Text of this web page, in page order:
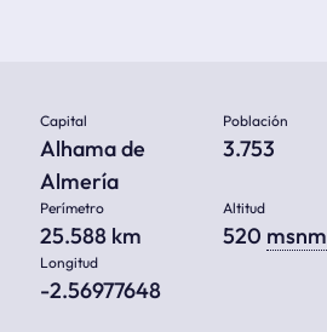
Capital
Alhama de
Almería
Población
3.753
Perímetro
25.588 km
Altitud
520 msnm
Longitud
-2.56977648